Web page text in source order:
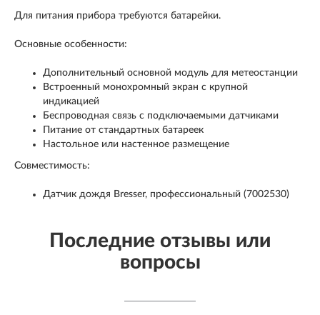
Для питания прибора требуются батарейки.
Основные особенности:
Дополнительный основной модуль для метеостанции
Встроенный монохромный экран с крупной
индикацией
Беспроводная связь с подключаемыми датчиками
Питание от стандартных батареек
Настольное или настенное размещение
Совместимость:
Датчик дождя Bresser, профессиональный (7002530)
Последние отзывы или
вопросы